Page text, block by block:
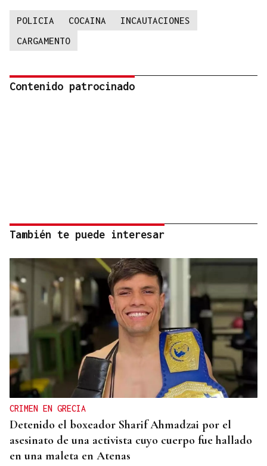
POLICIA COCAINA
INCAUTACIONES
CARGAMENTO
Contenido patrocinado
También te puede interesar
CRIMEN EN GRECIA
Detenido el boxeador Sharif Ahmadzai por el
asesinato de una activista cuyo cuerpo fue hallado
en una maleta en Atenas